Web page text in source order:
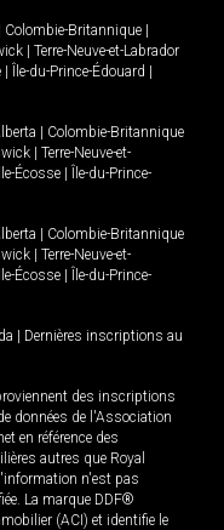
Colombie-Britannique
Terre-Neuve-et-Labrador
Île-du-Prince-Édouard
Colombie-Britannique
Terre-Neuve-et-
Écosse
Île-du-Prince-
Colombie-Britannique
Terre-Neuve-et-
Écosse
Île-du-Prince-
Dernières inscriptions au
des inscriptions
données de l'Association
en référence des
autres que Royal
n'est pas
La marque DDF®
(ACI) et identifie le